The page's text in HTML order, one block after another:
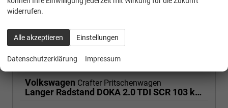
19% MwSt. Mehrwertsteuer ausweisbar
Wir rufen Sie anPDF-Fahrzeugexposé drucken
Fahrzeug drucken, parken oder vergleichen
Volkswagen Crafter Pritschenwagen
Langer Radstand DOKA 2.0 TDI SCR 103 kW 6 Sitze, Klima, LR
widerrufen.
Alle akzeptieren Einstellungen
Datenschutzerklärung Impressum